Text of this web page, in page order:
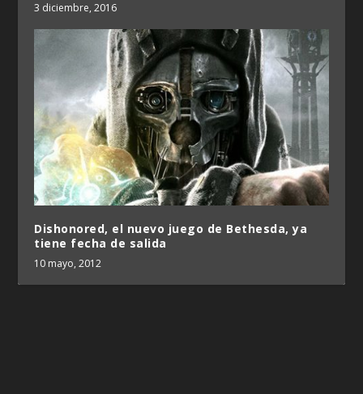
3 diciembre, 2016
Dishonored, el nuevo juego de Bethesda, ya
tiene fecha de salida
10 mayo, 2012